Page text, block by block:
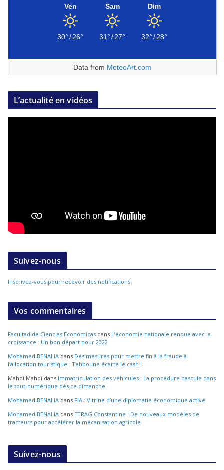
Ven
30°/26°
Sam
31°/27°
Dim
32°/28°
Data from MeteoArt.com
L’actualité en vidéos
Suivez-nous
Inscrivez-vous pour recevoir des notifications
Vos commentaires
Facultad de Ciencias Económicas dans L’économie nationale renoue avec la
croissance : Un bon départ pour 2022
Mohamed BENALIA dans Des mesures pour mettre fin à la fraude à
l’allocation touristique : Tebboune écarte le cash !
Mahdi Mahdi dans Immatriculation des véhicules : La procédure bascule dans
le tout-numérique dès ce dimanche
Mohamed BENALIA dans FIA : Vitrine d’une diplomatie économique active
Mohamed BENALIA dans ETRAG Constantine : De nouveaux modèles de
tracteurs pour accélérer la mécanisation agricole
Suivez-nous